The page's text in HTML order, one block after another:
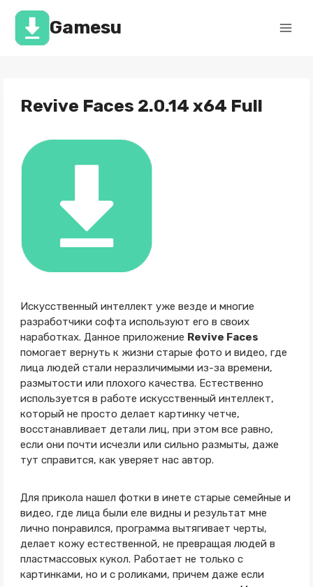
Перейти
содержимомуGamesu
Revive Faces 2.0.14 x64 Full
Искусственный интеллект уже везде и многие
разработчики софта используют его в своих
наработках. Данное приложение Revive Faces
помогает вернуть к жизни старые фото и видео, где
лица людей стали неразличимыми из-за времени,
размытости или плохого качества. Естественно
используется в работе искусственный интеллект,
который не просто делает картинку четче,
восстанавливает детали лиц, при этом все равно,
если они почти исчезли или сильно размыты, даже
тут справится, как уверяет нас автор.
Для прикола нашел фотки в инете старые семейные и
видео, где лица были еле видны и результат мне
лично понравился, программа вытягивает черты,
делает кожу естественной, не превращая людей в
пластмассовых кукол. Работает не только с
картинками, но и с роликами, причем даже если